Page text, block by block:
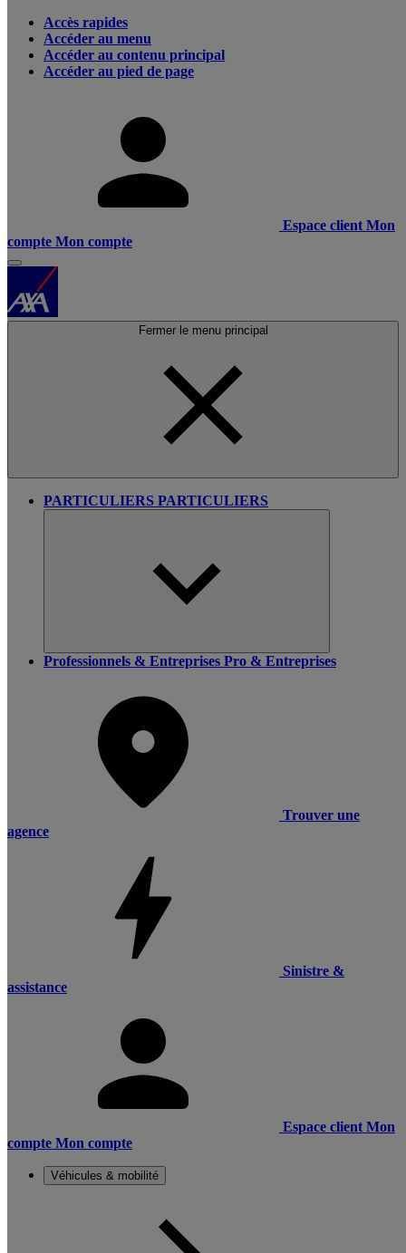
Accès rapides
Accéder au menu
Accéder au contenu principal
Accéder au pied de page
Espace client Mon
compte Mon compte
Fermer le menu principal
PARTICULIERS PARTICULIERS
Professionnels & Entreprises Pro & Entreprises
Trouver une
agence
Sinistre &
assistance
Espace client Mon
compte Mon compte
Véhicules & mobilité